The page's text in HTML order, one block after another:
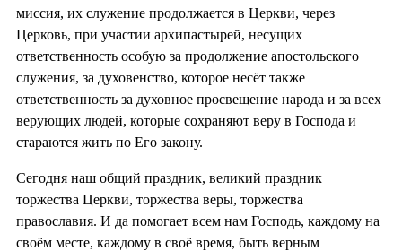
миссия, их служение продолжается в Церкви, через
Церковь, при участии архипастырей, несущих
ответственность особую за продолжение апостольского
служения, за духовенство, которое несёт также
ответственность за духовное просвещение народа и за всех
верующих людей, которые сохраняют веру в Господа и
стараются жить по Его закону.
Сегодня наш общий праздник, великий праздник
торжества Церкви, торжества веры, торжества
православия. И да помогает всем нам Господь, каждому на
своём месте, каждому в своё время, быть верным